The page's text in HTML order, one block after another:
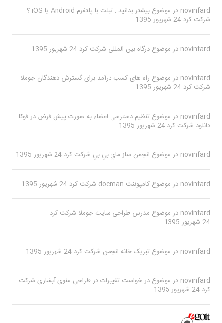
novinfard در موضوع بیشتر بدانید : تبلت با پلتفرم Android یا iOS ؟
شرکت کرد 24 شهریور 1395
novinfard در موضوع درگاه بین المللی شرکت کرد 24 شهریور 1395
novinfard در موضوع راه های کسب درآمد برای گسترش دهندگان جوملا
شرکت کرد 24 شهریور 1395
novinfard در موضوع تنظیم دسترسی اعضاء به صورت پیش فرض در فوکا
دانلود شرکت کرد 24 شهریور 1395
novinfard در موضوع انجمن ساز ماي بي بي شرکت کرد 24 شهریور 1395
novinfard در موضوع كامپوننت docman شرکت کرد 24 شهریور 1395
novinfard در موضوع مدرس طراحی سایت جوملا شرکت کرد
24 شهریور 1395
novinfard در موضوع تبریک خانه انجمن شرکت کرد 24 شهریور 1395
novinfard در موضوع در خواست تغییرات در طراحی منوی آبشاری شرکت
کرد 24 شهریور 1395